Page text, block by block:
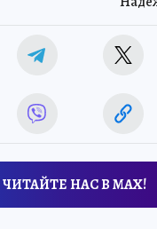
ЧИТАЙТЕ НАС В МАХ!